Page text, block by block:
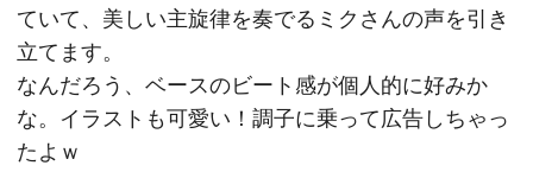
ていて、美しい主旋律を奏でるミクさんの声を引き
立てます。
なんだろう、ベースのビート感が個人的に好みか
な。イラストも可愛い！調子に乗って広告しちゃっ
たよｗ